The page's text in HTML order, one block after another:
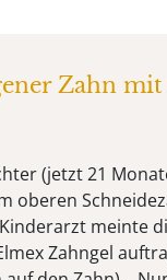
Zahn
(jetzt 21
oberen
meinte
Zahngel